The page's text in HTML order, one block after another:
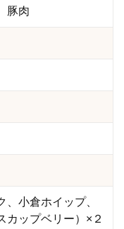
豚肉
小倉ホイップ、
カップベリー）×２